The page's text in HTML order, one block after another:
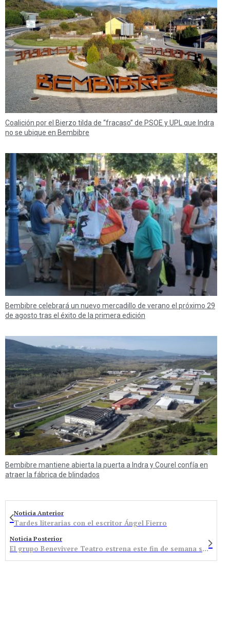
Coalición por el Bierzo tilda de “fracaso” de PSOE y UPL que Indra
no se ubique en Bembibre
Bembibre celebrará un nuevo mercadillo de verano el próximo 29
de agosto tras el éxito de la primera edición
Bembibre mantiene abierta la puerta a Indra y Courel confía en
atraer la fábrica de blindados
Noticia Anterior
Tardes literarias con el escritor Ángel Fierro
Noticia Posterior
El grupo Benevivere Teatro estrena este fin de semana su nueva obra “Ella es él”